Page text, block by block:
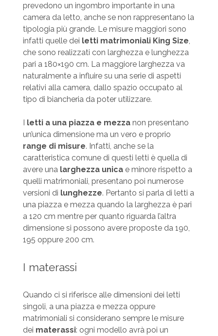
prevedono un ingombro importante in una
camera da letto, anche se non rappresentano la
tipologia più grande. Le misure maggiori sono
infatti quelle dei letti matrimoniali King Size,
che sono realizzati con larghezza e lunghezza
pari a 180×190 cm. La maggiore larghezza va
naturalmente a influire su una serie di aspetti
relativi alla camera, dallo spazio occupato al
tipo di biancheria da poter utilizzare.
I letti a una piazza e mezzanon presentano
un’unica dimensione ma un vero e proprio
range di misure. Infatti, anche se la
caratteristica comune di questi letti è quella di
avere unalarghezza unicae minore rispetto a
quelli matrimoniali, presentano poi numerose
versioni di lunghezze. Pertanto si parla di letti a
una piazza e mezza quando la larghezza è pari
a 120 cm mentre per quanto riguarda l’altra
dimensione si possono avere proposte da 190,
195 oppure 200 cm.
I materassi
Quando ci si riferisce alle dimensioni dei letti
singoli, a una piazza e mezza oppure
matrimoniali si considerano sempre le misure
dei materassi: ogni modello avrà poi un